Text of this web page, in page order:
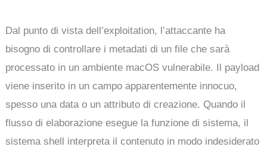
Dal punto di vista dell’exploitation, l’attaccante ha
bisogno di controllare i metadati di un file che sarà
processato in un ambiente macOS vulnerabile. Il payload
viene inserito in un campo apparentemente innocuo,
spesso una data o un attributo di creazione. Quando il
flusso di elaborazione esegue la funzione di sistema, il
sistema shell interpreta il contenuto in modo indesiderato